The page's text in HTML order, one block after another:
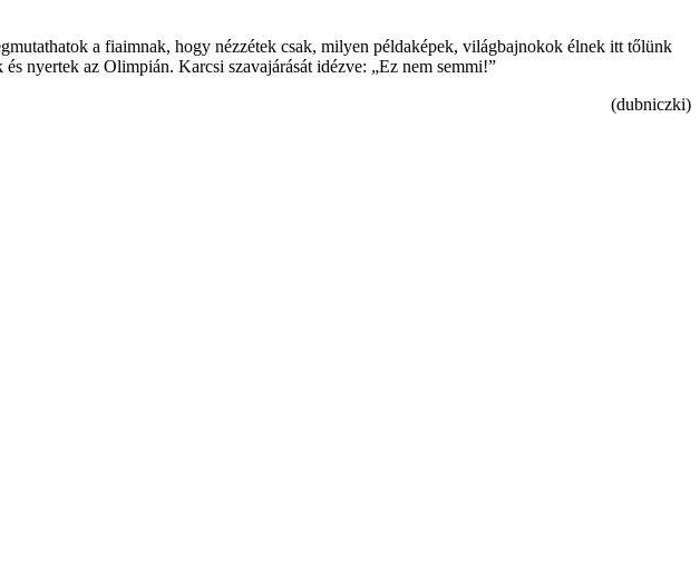
a fiaimnak, hogy nézzétek csak, milyen példaképek, világbajnokok élnek itt tőlünk
nyertek az Olimpián. Karcsi szavajárását idézve: „Ez nem semmi!”
(dubniczki)